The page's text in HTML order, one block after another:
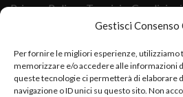
Gestisci Consenso
Per fornire le migliori esperienze, utilizziamo
memorizzare e/o accedere alle informazioni
queste tecnologie ci permetterà di elaborare
navigazione o ID unici su questo sito. Non
Privacy Policy- Termini e Condizioni
Cuore Verde Natura srls , via
PG-Italy C.f.-P.iva:03392670547-
REA:PG-286075